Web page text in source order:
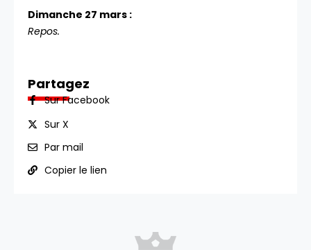
Dimanche 27 mars :
Repos.
Partagez
Sur Facebook
Sur X
Par mail
Copier le lien